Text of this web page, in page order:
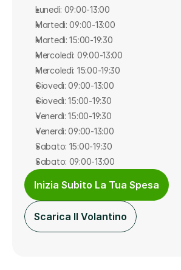
Lunedì: 09:00-13:00
Martedì: 09:00-13:00
Martedì: 15:00-19:30
Mercoledì: 09:00-13:00
Mercoledì: 15:00-19:30
Giovedì: 09:00-13:00
Giovedì: 15:00-19:30
Venerdì: 15:00-19:30
Venerdì: 09:00-13:00
Sabato: 15:00-19:30
Sabato: 09:00-13:00
Inizia Subito La Tua Spesa
Scarica Il Volantino